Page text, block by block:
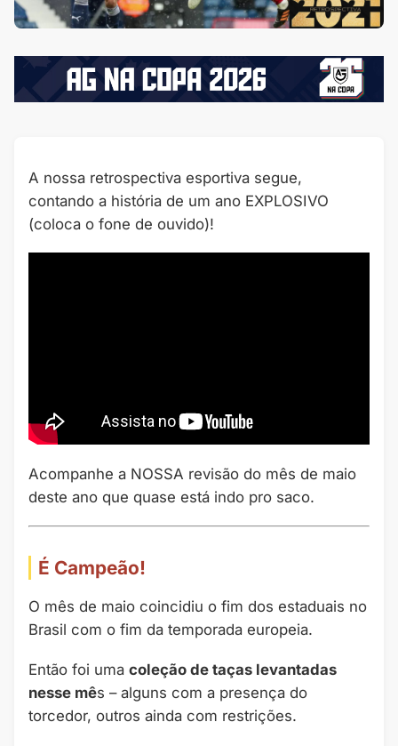
A nossa retrospectiva esportiva segue,
contando a história de um ano EXPLOSIVO
(coloca o fone de ouvido)!
Acompanhe a NOSSA revisão do mês de maio
deste ano que quase está indo pro saco.
É Campeão!
O mês de maio coincidiu o fim dos estaduais no
Brasil com o fim da temporada europeia.
Então foi uma coleção de taças levantadas
nesse mês – alguns com a presença do
torcedor, outros ainda com restrições.